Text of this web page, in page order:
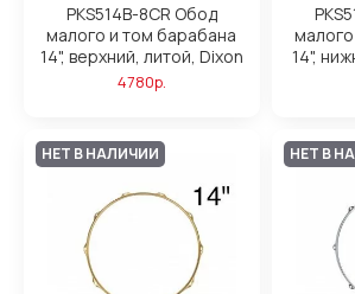
PKS514B-8CR Обод
малого и том барабана
14", верхний, литой, Dixon
4780р.
14",
НЕТ В НАЛИЧИИ НЕТ В